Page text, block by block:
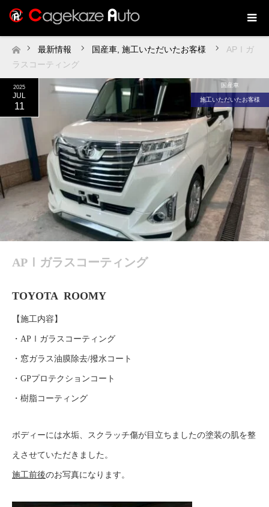
ホーム
最新情報 国産車 施工いただいたお客様
APⅠガ
ラスコーティング
2025
JUL
11
国産車
施工いただいたお客様
APⅠガラスコーティング
TOYOTA ROOMY
【施工内容】
・APⅠガラスコーティング
・窓ガラス油膜除去/撥水コート
・GPプロテクションコート
・樹脂コーティング
ボディーには水垢、スクラッチ傷が目立ちましたの塗装の肌を整
えさせていただきました。
施工前後のお写真になります 。